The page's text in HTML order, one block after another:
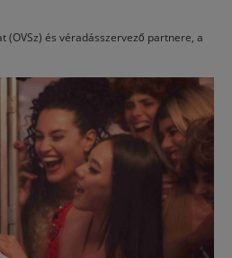
(OVSz) és véradásszervező partnere, a